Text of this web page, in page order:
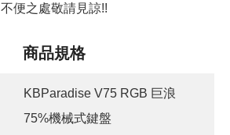
不便之處敬請見諒!!
商品規格
KBParadise V75 RGB 巨浪
75%機械式鍵盤